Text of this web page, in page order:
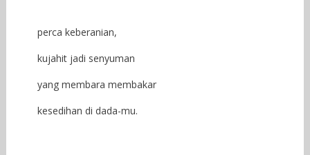
perca keberanian,
kujahit jadi senyuman
yang membara membakar
kesedihan di dada-mu.